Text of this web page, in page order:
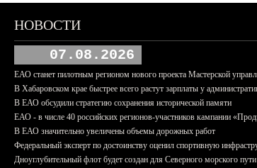
НОВОСТИ
07.08.2026
ЕАО станет пилотным регионом нового проекта Мастерской
В Хабаровском крае быстрее всего растут зарплаты у
В ЕАО обсудили стратегию сохранения исторической памяти
ЕАО - в числе 40 российских регионов-участников кампании
В ЕАО значительно увеличены объемы дорожных работ
Федеральный эксперт по достоинству оценил спортивную
Дноуглубительный флот будет создан для Северного морского пути